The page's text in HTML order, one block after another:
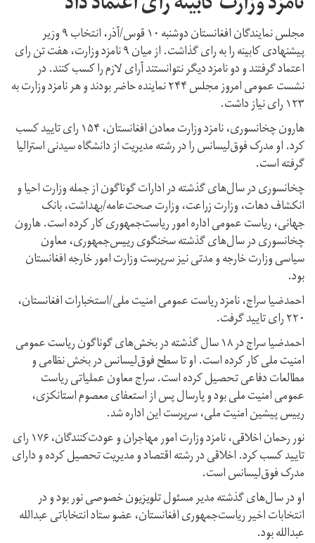
مجلس نمایندگان افغانستان دوشنبه ۱۰ قوس/آذر، انتخاب ۹ وزیر
پیشنهادی کابینه را به رای گذاشت. از میان ۹ نامزد وزارت، هفت تن رای
اعتماد گرفتند و دو نامزد دیگر نتوانستند آرای لازم را کسب کنند. در
نشست عمومی امروز مجلس ۲۴۴ نماینده حاضر بودند و هر نامزد وزارت به
۱۲۳ رای نیاز داشت.
هارون چخانسوری، نامزد وزارت معادن افغانستان، ۱۵۴ رای تایید کسب
کرد. او مدرک فوق‌لیسانس را در رشته مدیریت از دانشگاه سیدنی استرالیا
گرفته است.
چخانسوری در سال‌های گذشته در ادارات گوناگون از جمله وزارت احیا و
انکشاف دهات، وزارت زراعت، وزارت صحت‌عامه/بهداشت، بانک
جهانی، ریاست عمومی اداره‌ امور ریاست‌جمهوری کار کرده است. هارون
چخانسوری در سال‌های گذشته سخنگوی رییس‌جمهوری، معاون
سیاسی وزارت خارجه و مدتی نیز سرپرست وزارت امور خارجه افغانستان
بود.
احمدضیا سراج، نامزد ریاست عمومی امنیت ملی/استخبارات افغانستان،
۲۲۰ رای تایید گرفت.
احمدضیا سراج در ۱۸ سال گذشته در بخش‌های گوناگون ریاست عمومی
امنیت ملی کار کرده است. او تا سطح فوق‌لیسانس در بخش نظامی و
مطالعات دفاعی تحصیل کرده است. سراج معاون عملیاتی ریاست
عمومی امنیت ملی بود و پارسال پس از استعفای معصوم استانکزی،
رییس پیشین امنیت ملی، سرپرست این اداره شد.
نور رحمان اخلاقی، نامزد وزارت امور مهاجران و عودت‌کنندگان، ۱۷۶ رای
تایید کسب کرد. اخلاقی در رشته اقتصاد و مديريت تحصيل كرده و دارای
مدرک فوق‌لیسانس است.
او در سال‌های گذشته مدیر مسئول تلویزیون خصوصی نور بود و در
انتخابات اخیر ریاست‌جمهوری افغانستان، عضو ستاد انتخاباتی عبدالله
عبدالله بود.